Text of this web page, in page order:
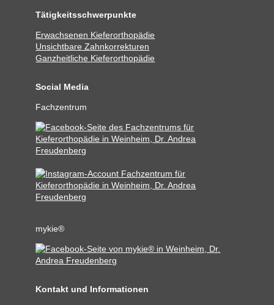
Tätigkeitsschwerpunkte
Erwachsenen Kieferorthopädie
Unsichtbare Zahnkorrekturen
Ganzheitliche Kieferorthopädie
Social Media
Fachzentrum
mykie®
Kontakt und Informationen